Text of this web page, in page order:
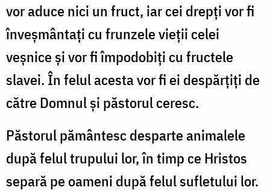
vor aduce nici un fruct, iar cei drepți vor fi
înveșmântați cu frunzele vieții celei
veșnice și vor fi împodobiți cu fructele
slavei. În felul acesta vor fi ei despărțiți de
către Domnul și păstorul ceresc.
Păstorul pământesc desparte animalele
după felul trupului lor, în timp ce Hristos
separă pe oameni după felul sufletului lor.